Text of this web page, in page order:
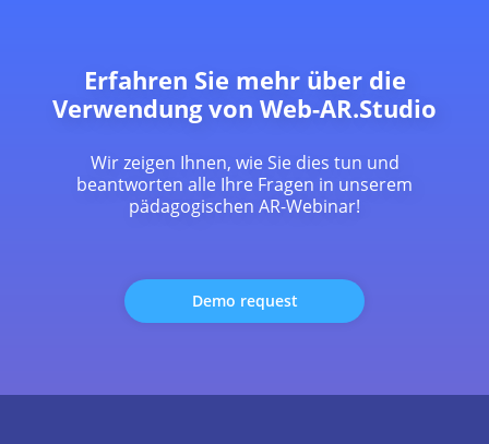
Erfahren Sie mehr über die
Verwendung von Web-AR.Studio
Wir zeigen Ihnen, wie Sie dies tun und
beantworten alle Ihre Fragen in unserem
pädagogischen AR-Webinar!
Demo request